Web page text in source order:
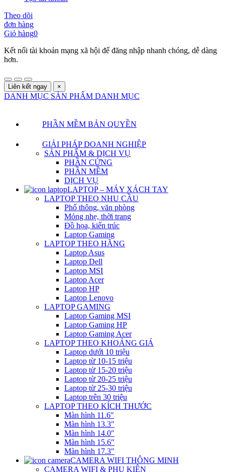
Theo dõi
đơn hàng
Giỏ hàng0
Kết nối tài khoản mạng xã hội để đăng nhập nhanh chóng, dễ dàng
hơn.
Liên kết ngay ×
DANH MỤC SẢN PHẨM DANH MỤC
PHẦN MỀM BẢN QUYỀN
GIẢI PHÁP DOANH NGHIỆP
SẢN PHẨM & DỊCH VỤ
PHẦN CỨNG
PHẦN MỀM
DỊCH VỤ
LAPTOP – MÁY XÁCH TAY
LAPTOP THEO NHU CẦU
Phổ thông, văn phòng
Mỏng nhẹ, thời trang
Đồ họa, kiến trúc
Laptop Gaming
LAPTOP THEO HÃNG
Laptop Asus
Laptop Dell
Laptop MSI
Laptop Acer
Laptop HP
Laptop Lenovo
LAPTOP GAMING
Laptop Gaming MSI
Laptop Gaming HP
Laptop Gaming Acer
LAPTOP THEO KHOẢNG GIÁ
Laptop dưới 10 triệu
Laptop từ 10-15 triệu
Laptop từ 15-20 triệu
Laptop từ 20-25 triệu
Laptop từ 25-30 triệu
Laptop trên 30 triệu
LAPTOP THEO KÍCH THƯỚC
Màn hình 11.6″
Màn hình 13.3″
Màn hình 14.0″
Màn hình 15.6″
Màn hình 17.3″
CAMERA WIFI THÔNG MINH
CAMERA WIFI & PHỤ KIỆN